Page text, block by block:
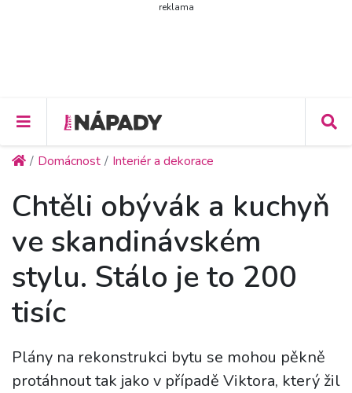
reklama
Domácnost Interiér a dekorace
Chtěli obývák a kuchyň
ve skandinávském
stylu. Stálo je to 200
tisíc
Plány na rekonstrukci bytu se mohou pěkně
protáhnout tak jako v případě Viktora, který žil